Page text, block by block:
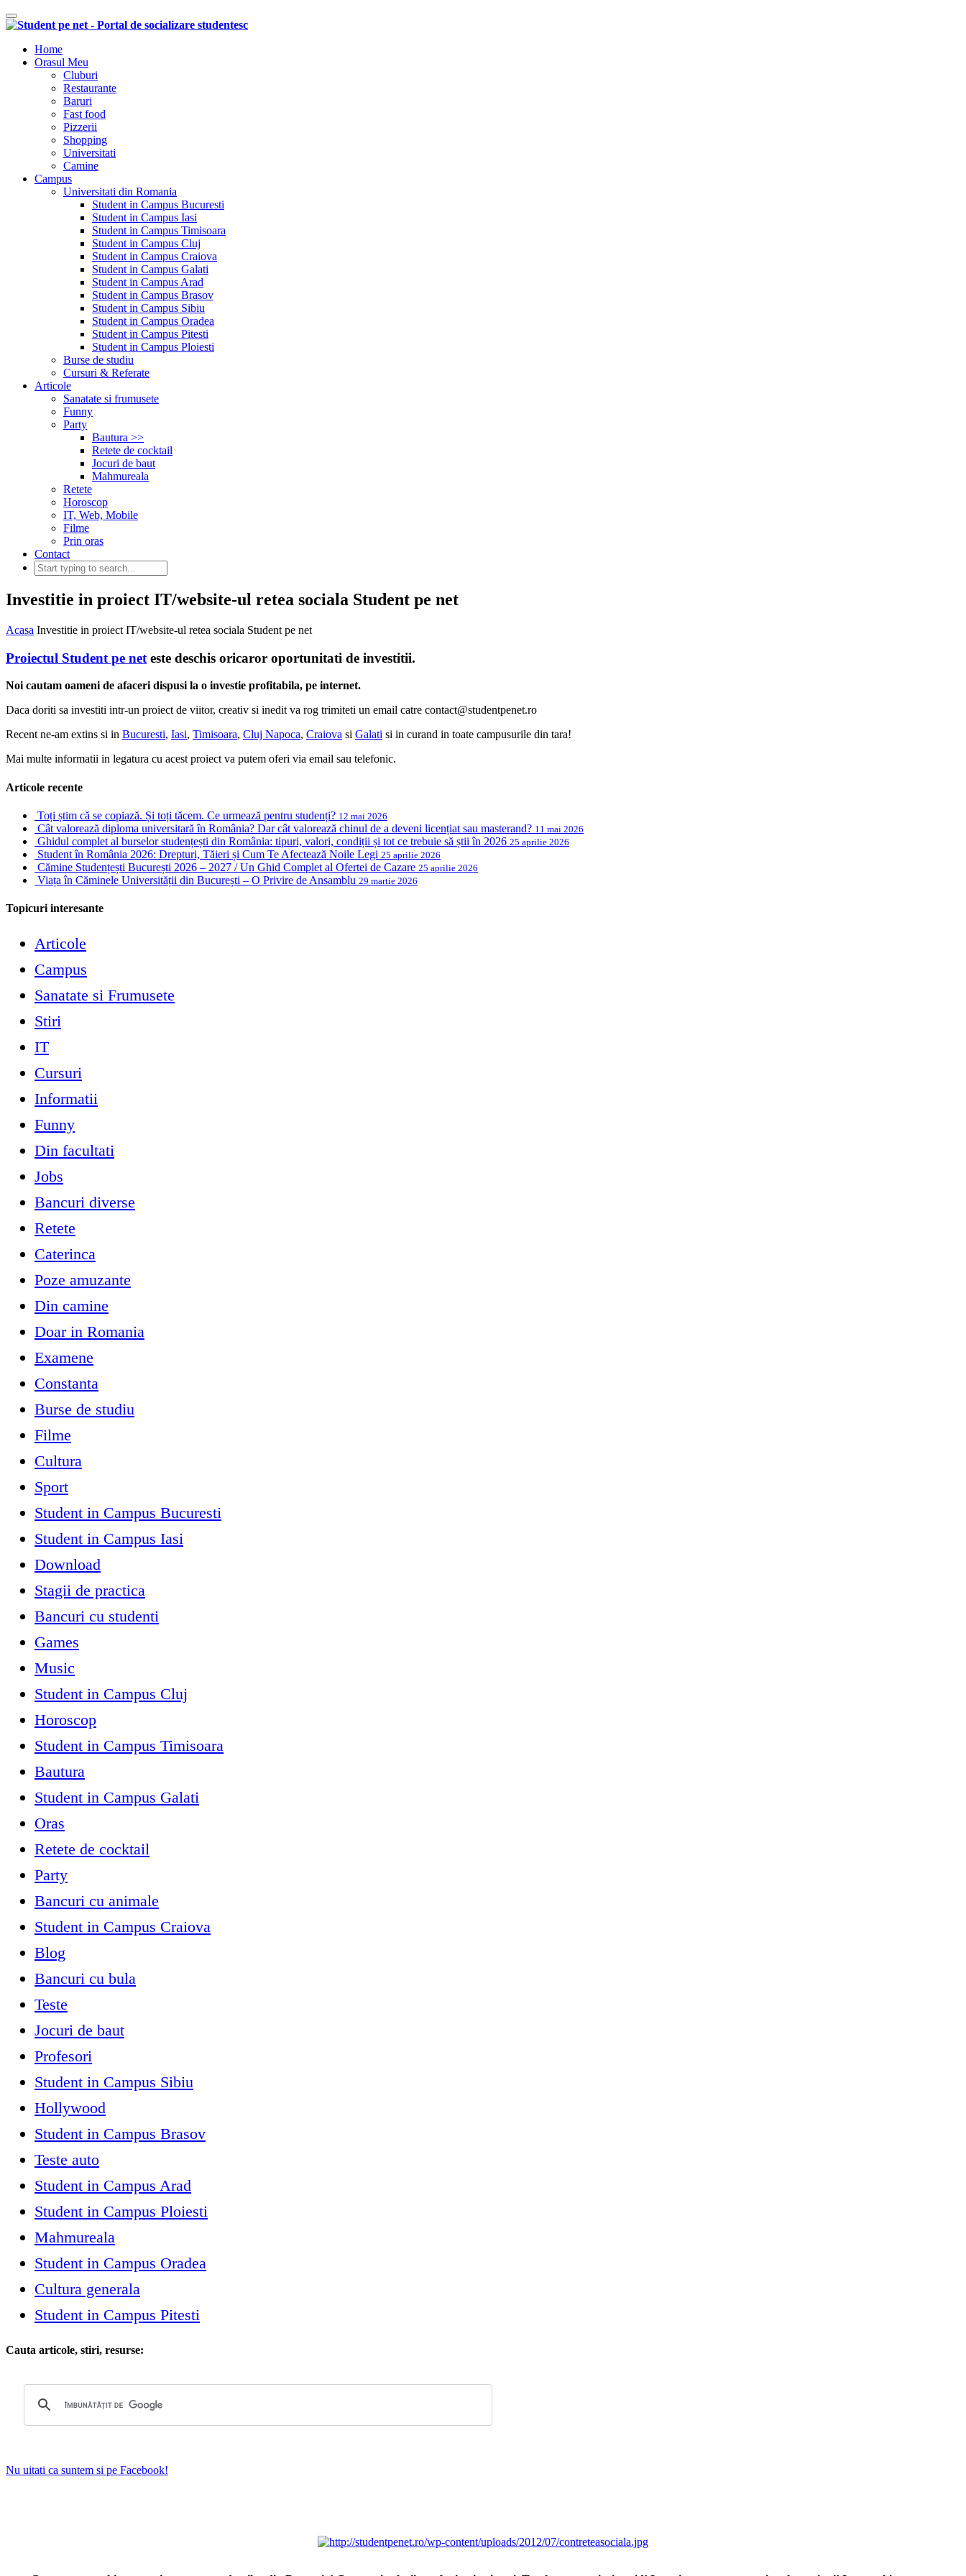
Comutare navigare
Home
Orasul Meu
Cluburi
Restaurante
Baruri
Fast food
Pizzerii
Shopping
Universitati
Camine
Campus
Universitati din Romania
Student in Campus Bucuresti
Student in Campus Iasi
Student in Campus Timisoara
Student in Campus Cluj
Student in Campus Craiova
Student in Campus Galati
Student in Campus Arad
Student in Campus Brasov
Student in Campus Sibiu
Student in Campus Oradea
Student in Campus Pitesti
Student in Campus Ploiesti
Burse de studiu
Cursuri & Referate
Articole
Sanatate si frumusete
Funny
Party
Bautura >>
Retete de cocktail
Jocuri de baut
Mahmureala
Retete
Horoscop
IT, Web, Mobile
Filme
Prin oras
Contact
Investitie in proiect IT/website-ul retea sociala Student pe net
Acasa Investitie in proiect IT/website-ul retea sociala Student pe net
Proiectul Student pe net este deschis oricaror oportunitati de investitii.
Noi cautam oameni de afaceri dispusi la o investie profitabila, pe internet.
Daca doriti sa investiti intr-un proiect de viitor, creativ si inedit va rog trimiteti un email catre contact@studentpenet.ro
Recent ne-am extins si in Bucuresti, Iasi, Timisoara, Cluj Napoca, Craiova si Galati si in curand in toate campusurile din tara!
Mai multe informatii in legatura cu acest proiect va putem oferi via email sau telefonic.
Articole recente
Toți știm că se copiază. Și toți tăcem. Ce urmează pentru studenți? 12 mai 2026
Cât valorează diploma universitară în România? Dar cât valorează chinul de a deveni licențiat sau masterand? 11 mai 2026
Ghidul complet al burselor studențești din România: tipuri, valori, condiții și tot ce trebuie să știi în 2026 25 aprilie 2026
Student în România 2026: Drepturi, Tăieri și Cum Te Afectează Noile Legi 25 aprilie 2026
Cămine Studențești București 2026 – 2027 / Un Ghid Complet al Ofertei de Cazare 25 aprilie 2026
Viața în Căminele Universității din București – O Privire de Ansamblu 29 martie 2026
Topicuri interesante
Articole
Campus
Sanatate si Frumusete
Stiri
IT
Cursuri
Informatii
Funny
Din facultati
Jobs
Bancuri diverse
Retete
Caterinca
Poze amuzante
Din camine
Doar in Romania
Examene
Constanta
Burse de studiu
Filme
Cultura
Sport
Student in Campus Bucuresti
Student in Campus Iasi
Download
Stagii de practica
Bancuri cu studenti
Games
Music
Student in Campus Cluj
Horoscop
Student in Campus Timisoara
Bautura
Student in Campus Galati
Oras
Retete de cocktail
Party
Bancuri cu animale
Student in Campus Craiova
Blog
Bancuri cu bula
Teste
Jocuri de baut
Profesori
Student in Campus Sibiu
Hollywood
Student in Campus Brasov
Teste auto
Student in Campus Arad
Student in Campus Ploiesti
Mahmureala
Student in Campus Oradea
Cultura generala
Student in Campus Pitesti
Cauta articole, stiri, resurse:
Nu uitati ca suntem si pe Facebook!